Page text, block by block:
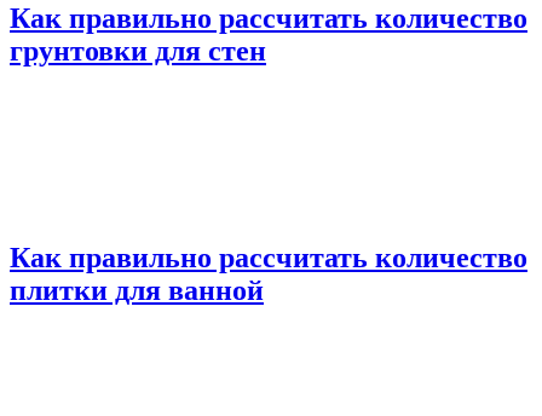
Как правильно рассчитать количество
грунтовки для стен
Как правильно рассчитать количество
плитки для ванной